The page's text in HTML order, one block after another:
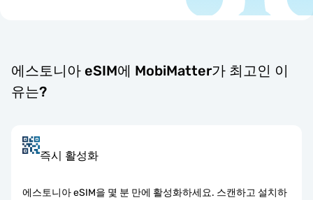
에스토니아 eSIM에 MobiMatter가 최고인 이
유는?
즉시 활성화
에스토니아 eSIM을 몇 분 만에 활성화하세요. 스캔하고 설치하